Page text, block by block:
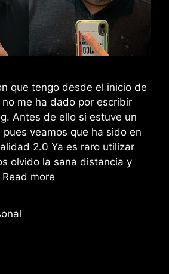
que tengo desde el inicio de
me ha dado por escribir
Antes de ello si estuve un
veamos que ha sido en
2.0 Ya es raro utilizar
olvido la sana distancia y
Read more